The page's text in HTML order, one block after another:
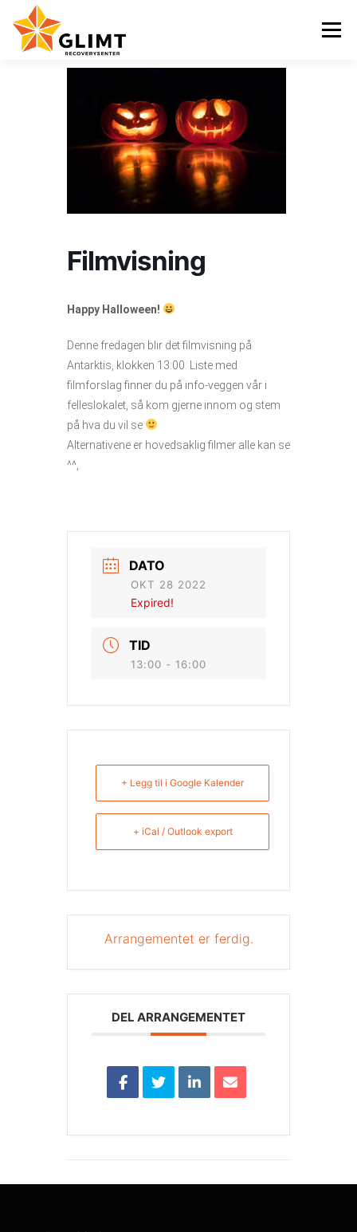
innhold
Meny
KONTAKT ENGLISH
Filmvisning
Happy Halloween!
Denne fredagen blir det filmvisning på
Antarktis, klokken 13:00. Liste med
filmforslag finner du på info-veggen vår i
felleslokalet, så kom gjerne innom og stem
på hva du vil se
Alternativene er hovedsaklig filmer alle kan se
^^,
DATO
OKT 28 2022
Expired!
TID
13:00 - 16:00
+ Legg til i Google Kalender
+ iCal / Outlook export
Arrangementet er ferdig.
DEL ARRANGEMENTET